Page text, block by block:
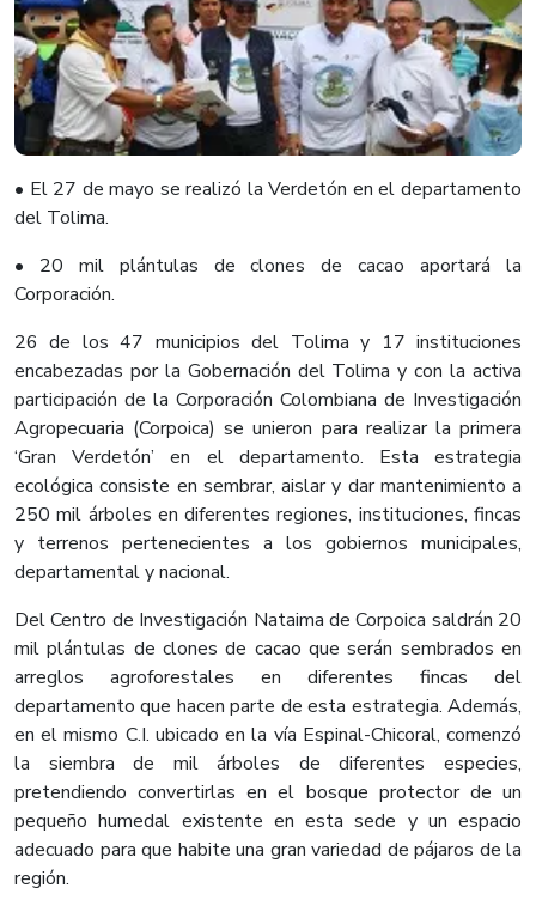
​• El 27 de mayo se realizó la Verdetón en el departamento
del Tolima.
• 20 mil plántulas de clones de cacao aportará la
Corporación.
26 de los 47 municipios del Tolima y 17 instituciones
encabezadas por la Gobernación del Tolima y con la activa
participación de la Corporación Colombiana de Investigación
Agropecuaria (Corpoica) se unieron para realizar la primera
‘Gran Verdetón’ en el departamento. Esta estrategia
ecológica consiste en sembrar, aislar y dar mantenimiento a
250 mil árboles en diferentes regiones, instituciones, fincas
y terrenos pertenecientes a los gobiernos municipales,
departamental y nacional.
Del Centro de Investigación Nataima de Corpoica saldrán 20
mil plántulas de clones de cacao que serán sembrados en
arreglos agroforestales en diferentes fincas del
departamento que hacen parte de esta estrategia. Además,
en el mismo C.I. ubicado en la vía Espinal-Chicoral, comenzó
la siembra de mil árboles de diferentes especies,
pretendiendo convertirlas en el bosque protector de un
pequeño humedal existente en esta sede y un espacio
adecuado para que habite una gran variedad de pájaros de la
región.